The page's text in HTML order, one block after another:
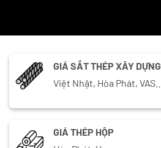
GIÁ SẮT THÉP XÂY DỰNG
Việt Nhật, Hòa Phát, VAS…
GIÁ THÉP HỘP